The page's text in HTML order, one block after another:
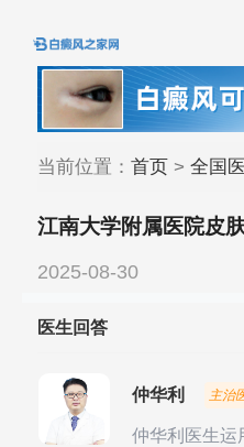
当前位置： 首页> 全国
江南大学附属医院皮
2025-08-30
医生回答
仲华利 主治
仲华利医生运